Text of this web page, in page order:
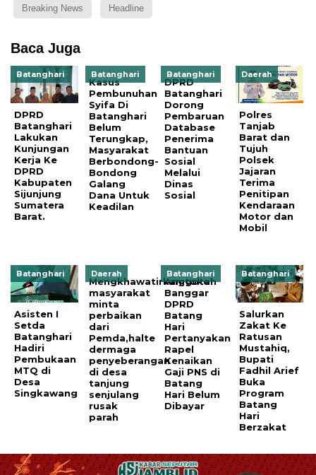
Breaking News Headline
Baca Juga
Batanghari
DPRD
Batanghari
Lakukan
Kunjungan
Kerja Ke
DPRD
Kabupaten
Sijunjung
Sumatera
Barat.
Batanghari
Kasus
Pembunuhan
Syifa Di
Batanghari
Belum
Terungkap,
Masyarakat
Berbondong-
Bondong
Galang
Dana Untuk
Keadilan
Batanghari
DPRD
Batanghari
Dorong
Pembaruan
Database
Penerima
Bantuan
Sosial
Melalui
Dinas
Sosial
Daerah
Polres
Tanjab
Barat dan
Tujuh
Polsek
Jajaran
Terima
Penitipan
Kendaraan
Motor dan
Mobil
Batanghari
Asisten I
Setda
Batanghari
Hadiri
Pembukaan
MTQ di
Desa
Singkawang
Daerah
Mengkhawatirkan,tokoh
masyarakat
minta
perbaikan
dari
Pemda,halte
dermaga
penyeberangan
di desa
tanjung
senjulang
rusak
parah
Batanghari
Anggota
Banggar
DPRD
Batang
Hari
Pertanyakan
Rapel
Kenaikan
Gaji PNS di
Batang
Hari Belum
Dibayar
Batanghari
Salurkan
Zakat Ke
Ratusan
Mustahiq,
Bupati
Fadhil Arief
Buka
Program
Batang
Hari
Berzakat